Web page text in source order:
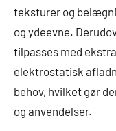
teksturer og
og ydeevne.
tilpasses med
elektrostatisk
behov, hvilket gør
og anvendelser.